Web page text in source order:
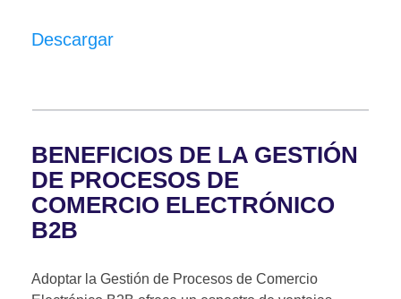
Descargar
BENEFICIOS DE LA GESTIÓN
DE PROCESOS DE
COMERCIO ELECTRÓNICO
B2B
Adoptar la Gestión de Procesos de Comercio